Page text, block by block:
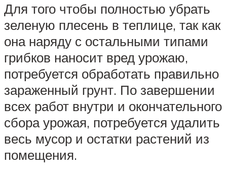
Для того чтобы полностью убрать
зеленую плесень в теплице, так как
она наряду с остальными типами
грибков наносит вред урожаю,
потребуется обработать правильно
зараженный грунт. По завершении
всех работ внутри и окончательного
сбора урожая, потребуется удалить
весь мусор и остатки растений из
помещения.